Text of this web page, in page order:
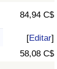
84,94 C$
[Editar]
58,08 C$